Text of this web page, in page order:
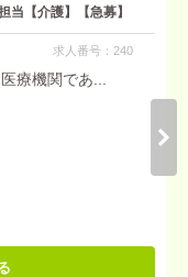
当【介護】【急募】
求人番号：240
療機関であ...